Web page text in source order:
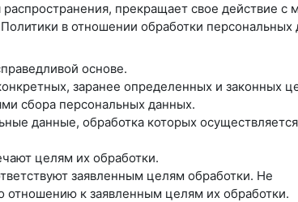
прекращает свое действие с
в отношении обработки персональных
основе.
заранее определенных и законных
сбора персональных данных.
данные, обработка которых
целям их обработки.
заявленным целям обработки. Не
отношению к заявленным целям их обработки.